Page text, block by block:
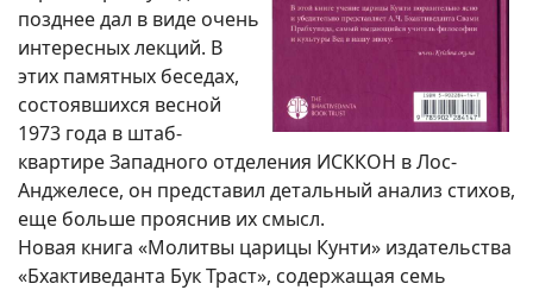
позднее дал в виде очень
интересных лекций. В
этих памятных беседах,
состоявшихся весной
1973 года в штаб-
квартире Западного отделения ИСККОН в Лос-
Анджелесе, он представил детальный анализ стихов,
еще больше прояснив их смысл.
Новая книга «Молитвы царицы Кунти» издательства
«Бхактиведанта Бук Траст», содержащая семь